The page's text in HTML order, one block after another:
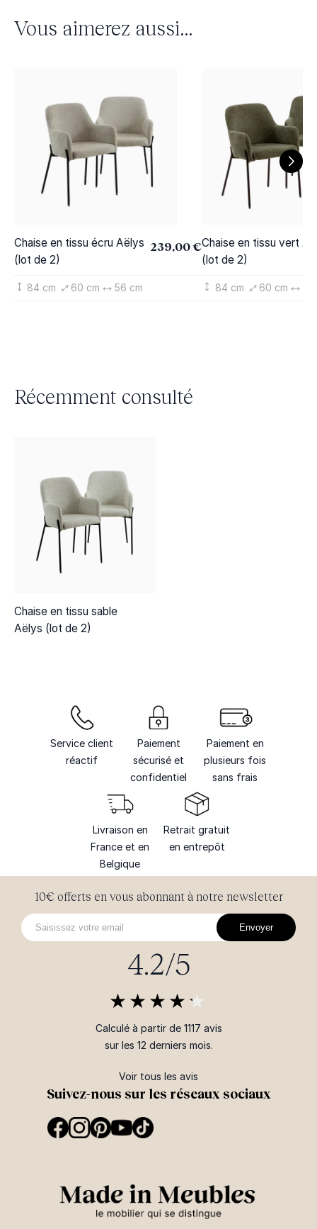
Vous aimerez aussi...
Chaise en tissu écru Aëlys
(lot de 2)
239,00 €
84 cm 60 cm 56 cm
Chaise en tissu vert
(lot de 2)
84 cm 60 cm
Récemment consulté
Chaise en tissu sable
Aëlys (lot de 2)
Service client
réactif
Paiement
sécurisé et
confidentiel
Paiement en
plusieurs fois
sans frais
Livraison en
France et en
Belgique
Retrait gratuit
en entrepôt
Suivez-nous sur les réseaux sociaux
10€ offerts en vous abonnant à notre newsletter
Envoyer
4.2/5
Calculé à partir de 1117 avis
sur les 12 derniers mois.
Voir tous les avis